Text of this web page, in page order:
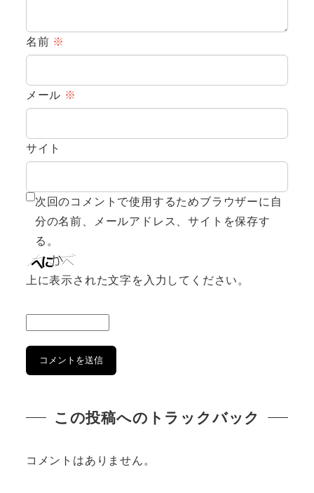
名前 ※
メール ※
サイト
次回のコメントで使用するためブラウザーに自
分の名前、メールアドレス、サイトを保存す
る。
上に表示された文字を入力してください。
この投稿へのトラックバック
コメントはありません。